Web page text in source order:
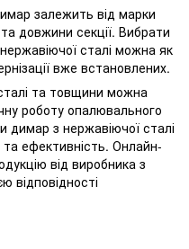
залежить від марки
довжини секції. Вибрати
сталі можна як
вже встановлених.
та товщини можна
роботу опалювального
димар з нержавіючої сталі
ефективність. Онлайн-
від виробника з
відповідності